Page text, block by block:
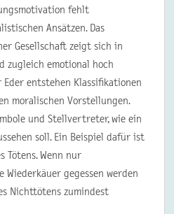
fehlt
Ansätzen. Das
Gesellschaft zeigt sich in
zugleich emotional hoch
Eder entstehen Klassifikationen
moralischen Vorstellungen.
und Stellvertreter, wie ein
soll. Ein Beispiel dafür ist
Tötens. Wenn nur
Wiederkäuer gegessen werden
Nichttötens zumindest